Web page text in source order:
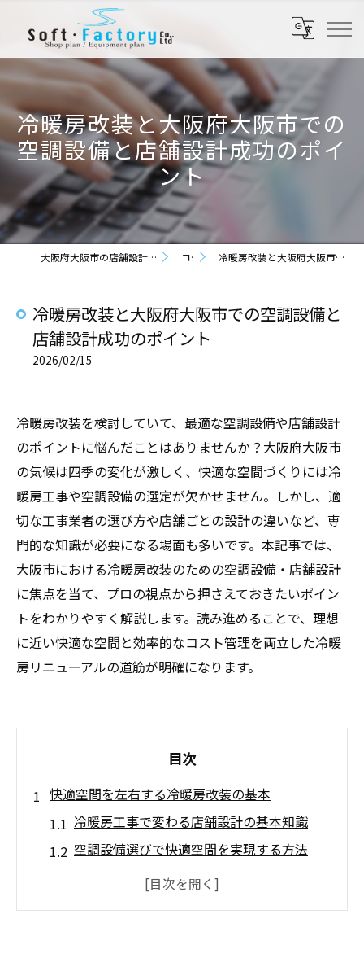
冷暖房改装と大阪府大阪市での
空調設備と店舗設計成功のポイ
ント
大阪府大阪市の店舗設計なら株式会社ソフト・ファクトリー コラム 冷暖房改装と大阪府大阪市での空調設備と店舗設計成功のポイント
冷暖房改装と大阪府大阪市での空調設備と
店舗設計成功のポイント
2026/02/15
冷暖房改装を検討していて、最適な空調設備や店舗設計
のポイントに悩んだことはありませんか？大阪府大阪市
の気候は四季の変化が激しく、快適な空間づくりには冷
暖房工事や空調設備の選定が欠かせません。しかし、適
切な工事業者の選び方や店舗ごとの設計の違いなど、専
門的な知識が必要になる場面も多いです。本記事では、
大阪市における冷暖房改装のための空調設備・店舗設計
に焦点を当て、プロの視点から押さえておきたいポイン
トをわかりやすく解説します。読み進めることで、理想
に近い快適な空間と効率的なコスト管理を両立した冷暖
房リニューアルの道筋が明確になります。
目次
快適空間を左右する冷暖房改装の基本
冷暖房工事で変わる店舗設計の基本知識
空調設備選びで快適空間を実現する方法
冷暖房改装が大阪エアコン導入に与える効